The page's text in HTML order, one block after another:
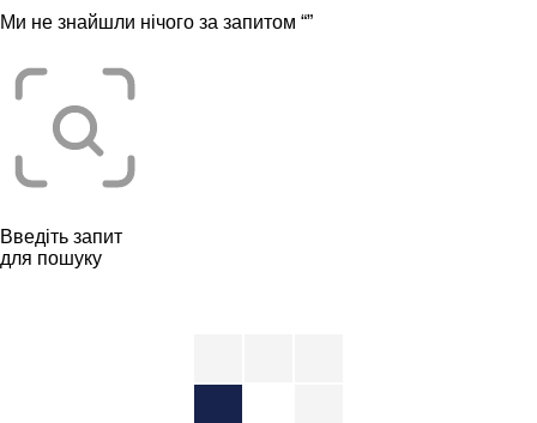
Ми не знайшли нічого за запитом “”
Введіть запит
для пошуку